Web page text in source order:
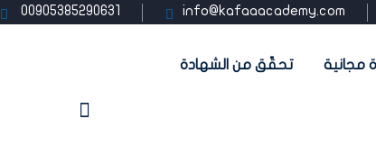
info@kafaaacademy.com
00905385290631
مجانية تحقّق من الشهادة